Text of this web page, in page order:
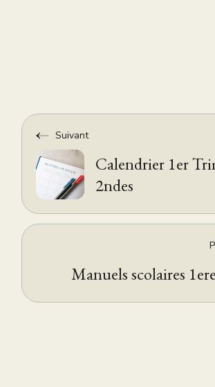
Suivant
Calendrier 1er
2ndes
Manuels scolaires